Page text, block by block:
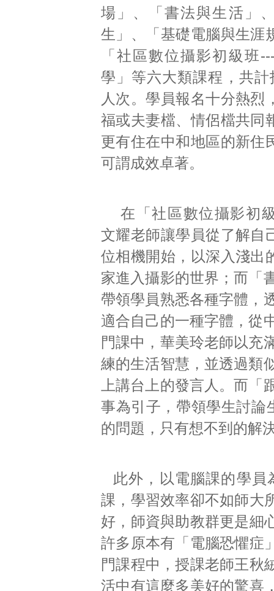
場」、「書法與生活」
生」、「基礎電腦與生涯
「社區數位攝影初級班
學」等六大類課程，共計
人次。學員報名十分熱烈
福或夫妻檔、情侶檔共同
更有住在中和地區的新住
可謂成效卓著。
在「社區數位攝影初
文耀老師讓學員從了解自
位相機開始，以深入淺出
家進入攝影的世界；而「
帶領學員熟悉各種字體，
適合自己的一種字體，從
門課中，華美玲老師以充
練的生活智慧，並透過類
上講台上的發言人。而
事為引子，帶領學生討
的問題，只有想不到的解
此外，以電腦課的學
課，學習效率卻不如師大
好，師資與助教群更是細
許多原本有「電腦恐懼症
門課程中，授課老師王秋
活中有這麼多美好的驚喜